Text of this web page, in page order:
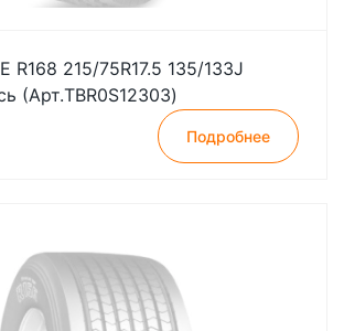
R168 215/75R17.5 135/133J
(Арт.TBR0S12303)
Подробнее